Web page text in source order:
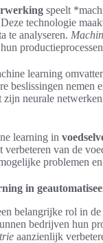
speelt
technologie
te analyseren.
learning
beslissingen
neurale
learning in
verbeteren van de
problemen
in
belangrijke rol in de
bedrijven hun
aanzienlijk